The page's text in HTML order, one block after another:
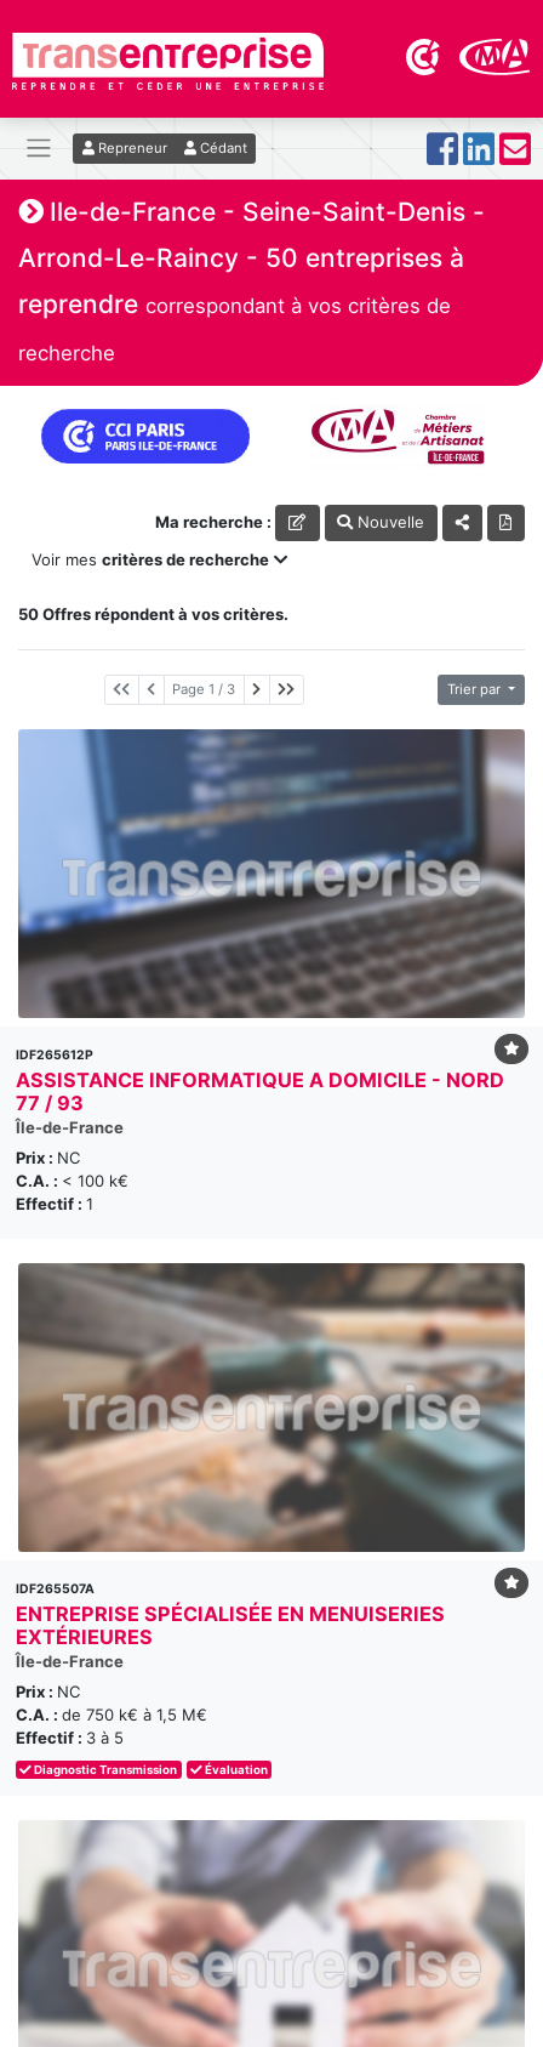
Repreneur Cédant
Ile-de-France - Seine-Saint-Denis -
Arrond-Le-Raincy - 50 entreprises à
reprendre correspondant à vos critères de
recherche
Ma recherche :
Nouvelle
Voir mes critères de recherche
50 Offres répondent à vos critères.
Page 1 / 3 Page suivante
Dernière page Trier par
IDF265612P
ASSISTANCE INFORMATIQUE A DOMICILE - NORD
77 / 93
Île-de-France
Prix : NC
C.A. : < 100 k€
Effectif : 1
IDF265507A
ENTREPRISE SPÉCIALISÉE EN MENUISERIES
EXTÉRIEURES
Île-de-France
Prix : NC
C.A. : de 750 k€ à 1,5 M€
Effectif : 3 à 5
Diagnostic Transmission Évaluation